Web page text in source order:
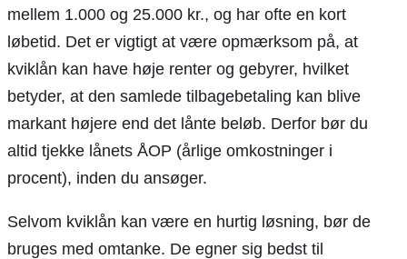
mellem 1.000 og 25.000 kr., og har ofte en kort
løbetid. Det er vigtigt at være opmærksom på, at
kviklån kan have høje renter og gebyrer, hvilket
betyder, at den samlede tilbagebetaling kan blive
markant højere end det lånte beløb. Derfor bør du
altid tjekke lånets ÅOP (årlige omkostninger i
procent), inden du ansøger.
Selvom kviklån kan være en hurtig løsning, bør de
bruges med omtanke. De egner sig bedst til